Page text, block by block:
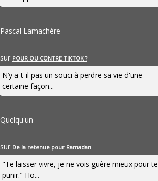
Pascal Lamachère
sur POUR OU CONTRE TIKTOK ?
N’y a-t-il pas un souci à perdre sa vie d'une
certaine façon...
Quelqu'un
sur De la retenue pour Ramadan
"Te laisser vivre, je ne vois guère mieux pour te
punir." Ho...